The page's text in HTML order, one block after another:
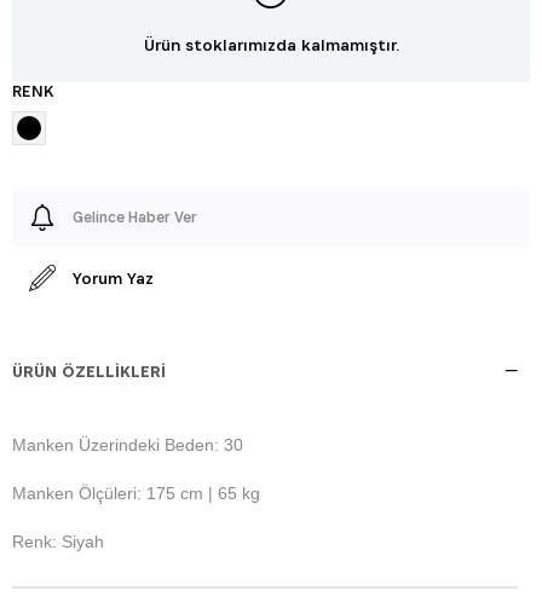
Ürün stoklarımızda kalmamıştır.
RENK
Gelince Haber Ver
Yorum Yaz
ÜRÜN ÖZELLIKLERI
Manken Üzerindeki Beden: 30
Manken Ölçüleri: 175 cm | 65 kg
Renk: Siyah